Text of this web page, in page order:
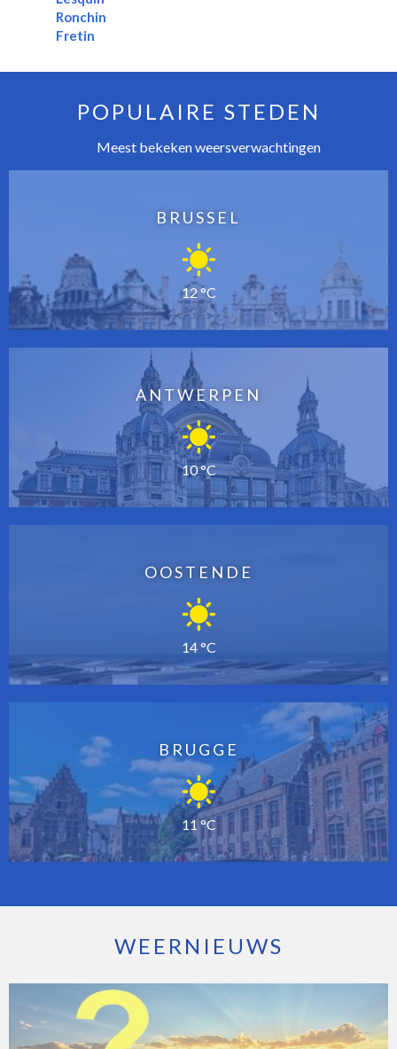
Ronchin
Fretin
POPULAIRE STEDEN
Meest bekeken weersverwachtingen
BRUSSEL
12 °C
ANTWERPEN
10 °C
OOSTENDE
14 °C
BRUGGE
11 °C
WEERNIEUWS